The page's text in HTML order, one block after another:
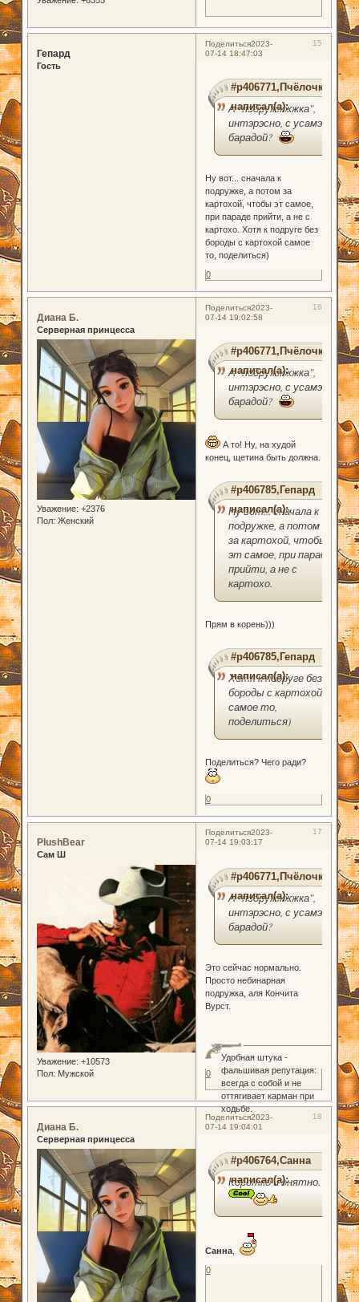
Поделиться 15
2023-
07-14 18:47:03
Гепард
Гость
#p406771,Пчёлочка
написал(а):
А "подружжжжка",
интэрэсно, с усамэ и
барадой?
Ну вот... сначала к
подружке, а потом за
картохой, чтобы эт самое,
при параде прийти, а не с
картохо. Хотя к подруге без
бороды с картохой самое
то, поделиться)
0
Поделиться 16
2023-
07-14 19:02:58
Диана Б.
Серверная принцесса
Уважение: +2376
Пол: Женский
#p406771,Пчёлочка
написал(а):
А "подружжжжка",
интэрэсно, с усамэ и
барадой?
А то! Ну, на худой
конец, щетина быть должна.
#p406785,Гепард
написал(а):
Ну вот... сначала к
подружке, а потом
за картохой, чтобы
эт самое, при параде
прийти, а не с
картохо.
Прям в корень)))
#p406785,Гепард
написал(а):
Хотя к подруге без
бороды с картохой
самое то,
поделиться)
Поделиться? Чего ради?
0
Поделиться 17
2023-
07-14 19:03:17
PlushBear
Сам Ш
Уважение: +10573
Пол: Мужской
#p406771,Пчёлочка
написал(а):
А "подружжжжка",
интэрэсно, с усамэ и
барадой?
Это сейчас нормально.
Просто небинарная
подружка, аля Кончита
Вурст.
Удобная штука -
фальшивая репутация:
всегда с собой и не
оттягивает карман при
ходьбе.
0
Поделиться 18
2023-
07-14 19:04:01
Диана Б.
Серверная принцесса
#p406764,Санна
написал(а):
Коротко и внятно.
Санна,
0